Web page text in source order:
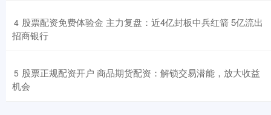
4 ​股票配资免费体验金 主力复盘：近4亿封板中兵红箭 5亿流出
招商银行
5 ​股票正规配资开户 商品期货配资：解锁交易潜能，放大收益
机会